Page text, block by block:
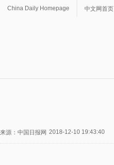
China Daily Homepage 中文网首页
来源：中国日报网 2018-12-10 19:43:40